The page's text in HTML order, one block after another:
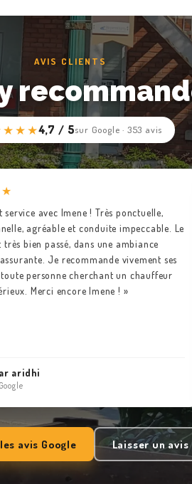
AVIS CLIENTS
4,7 / 5sur Google · 353 avis
service avec Imene ! Très ponctuelle,
agréable et conduite impeccable. Le
bien passé, dans une ambiance
Je recommande vivement ses
toute personne cherchant un chauffeur
Merci encore Imene ! »
aridhi
avis Google Laisser un avis